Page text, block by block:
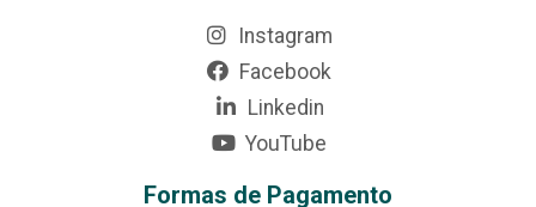
Instagram
Facebook
Linkedin
YouTube
Formas de Pagamento